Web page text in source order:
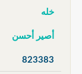
خله
أصير أحسن
823383